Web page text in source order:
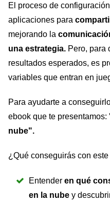
El proceso de
aplicaciones para
mejorando la
una estrategia. Pero, para
resultados esperados, es
variables que entran en
Para ayudarte a
ebook que te presentamos:
nube".
¿Qué conseguirás con
Entender en qué
en la nube y